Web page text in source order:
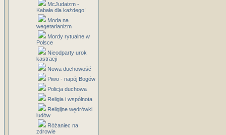
McJudaizm -
Kabała dla każdego!
Moda na
wegetarianizm
Mordy rytualne w
Polsce
Nieodparty urok
kastracji
Nowa duchowość
Piwo - napój Bogów
Policja duchowa
Religia i wspólnota
Religijne wędrówki
ludów
Różaniec na
zdrowie